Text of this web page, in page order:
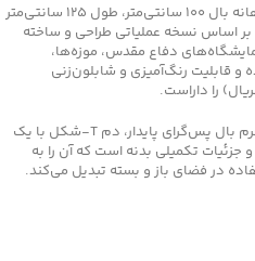
نسخهٔ ماکت ارائه‌شده با ابعاد تقریبی دهانه بال 100 سانتی‌متر، طول 125 سانتی‌متر
با دقت بالا بر اساس نسخه عملیاتی طراحی و ساخته
دفاع مقدس، موزه‌ها،
و قابلیت رنگ‌آمیزی و شابلون‌زنی
را داراست.
ویژگی‌های برجسته این محصول شامل فرم بال پس‌گرای پایدار، دم T‑شکل با یک
تکمیلی بدنه است که آن را به
در فضای باز و بسته تبدیل می‌کند.